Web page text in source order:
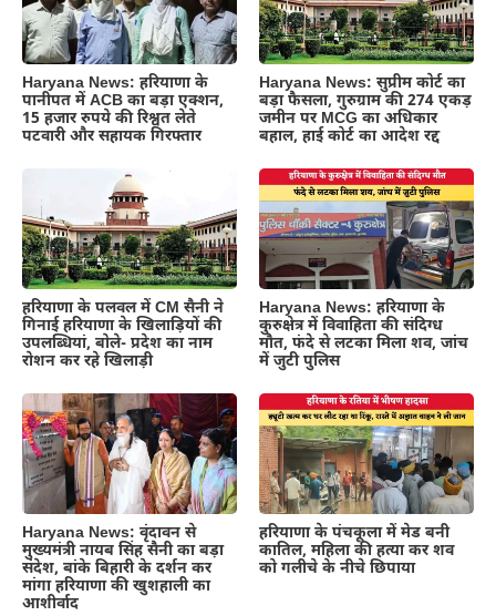
Haryana News: हरियाणा के
पानीपत में ACB का बड़ा एक्शन,
15 हजार रुपये की रिश्वत लेते
पटवारी और सहायक गिरफ्तार
Haryana News: सुप्रीम कोर्ट का
बड़ा फैसला, गुरुग्राम की 274 एकड़
जमीन पर MCG का अधिकार
बहाल, हाई कोर्ट का आदेश रद्द
हरियाणा के पलवल में CM सैनी ने
गिनाई हरियाणा के खिलाड़ियों की
उपलब्धियां, बोले- प्रदेश का नाम
रोशन कर रहे खिलाड़ी
Haryana News: हरियाणा के
कुरुक्षेत्र में विवाहिता की संदिग्ध
मौत, फंदे से लटका मिला शव, जांच
में जुटी पुलिस
Haryana News: वृंदावन से
मुख्यमंत्री नायब सिंह सैनी का बड़ा
संदेश, बांके बिहारी के दर्शन कर
मांगा हरियाणा की खुशहाली का
आशीर्वाद
हरियाणा के पंचकूला में मेड बनी
कातिल, महिला की हत्या कर शव
को गलीचे के नीचे छिपाया